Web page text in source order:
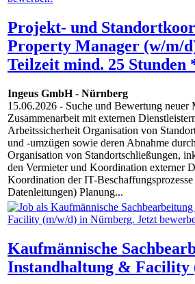
Projekt- und
Property Manager (w/m/
Teilzeit mind. 25 Stunden
Ingeus GmbH- Nürnberg
15.06.2026 - Suche und Bewertung neuer
Zusammenarbeit mit externen
Arbeitssicherheit Organisation von
und -umzügen sowie deren Abnahme
Organisation von Standortschließungen,
den Vermieter und Koordination externer
Koordination der IT-
Datenleitungen) Planung...
Kaufmännische
Instandhaltung & Facility